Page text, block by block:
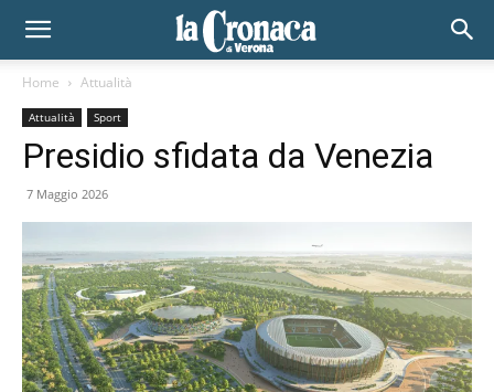
Home Attualità
Attualità Sport
Presidio sfidata da Venezia
7 Maggio 2026